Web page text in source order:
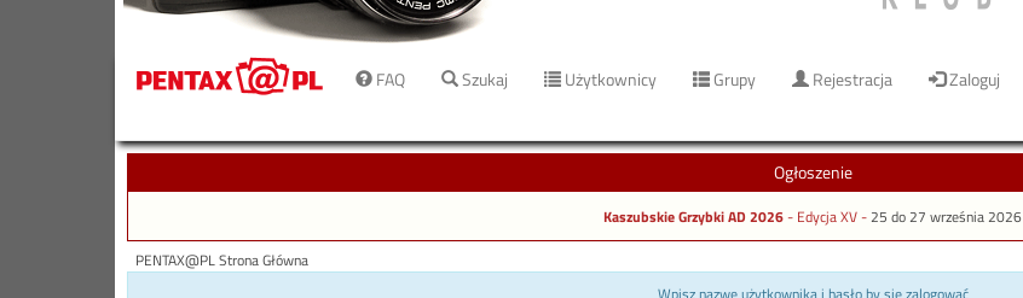
FAQ Szukaj Użytkownicy Grupy Rejestracja Zaloguj
Ogłoszenie
Kaszubskie Grzybki AD 2026- Edycja XV -25 do 27 września 2026
PENTAX@PL Strona Główna